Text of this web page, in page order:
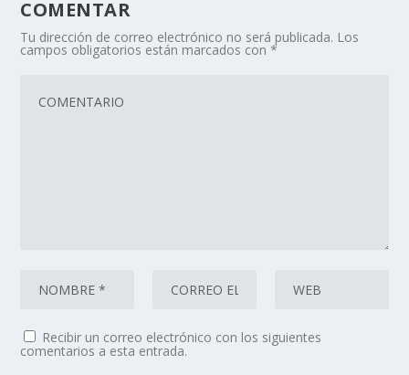
COMENTAR
Tu dirección de correo electrónico no será publicada. Los
campos obligatorios están marcados con*
Recibir un correo electrónico con los siguientes
comentarios a esta entrada.